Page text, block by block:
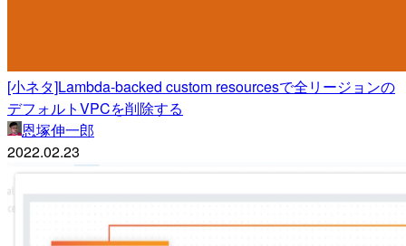
[小ネタ]Lambda-backed custom resourcesで全リージョンの
デフォルトVPCを削除する
恩塚伸一郎
2022.02.23